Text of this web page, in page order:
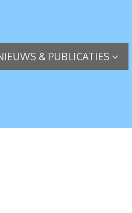
& PUBLICATIES